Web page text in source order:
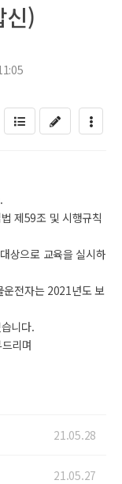
신)
제59조 및 시행규칙
상으로 교육을 실시하
운전자는 2021년도 보
니다.
리며
21.05.28
21.05.27